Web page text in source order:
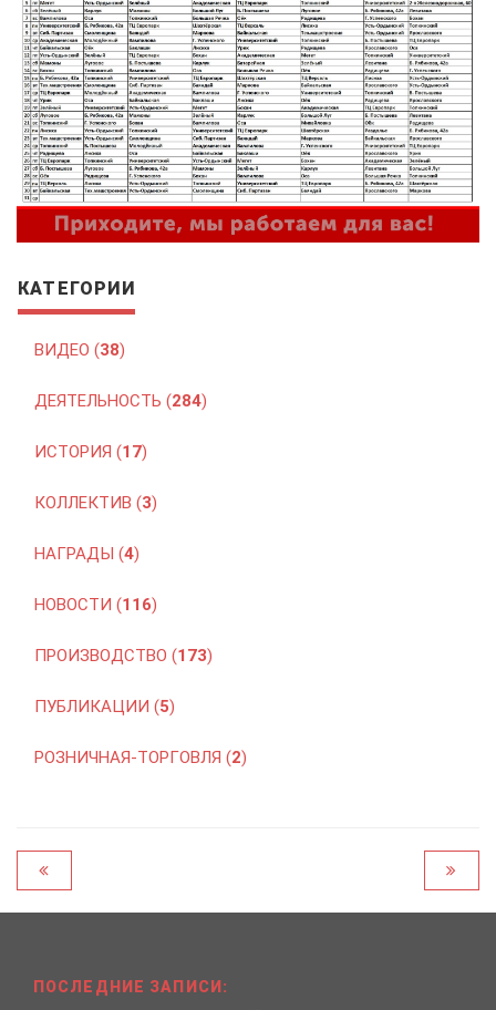
КАТЕГОРИИ
ВИДЕО (38)
ДЕЯТЕЛЬНОСТЬ (284)
ИСТОРИЯ (17)
КОЛЛЕКТИВ (3)
НАГРАДЫ (4)
НОВОСТИ (116)
ПРОИЗВОДСТВО (173)
ПУБЛИКАЦИИ (5)
РОЗНИЧНАЯ-ТОРГОВЛЯ (2)
ПОСЛЕДНИЕ ЗАПИСИ: